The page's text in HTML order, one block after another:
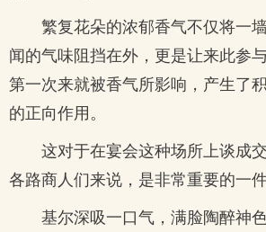
繁复花朵的浓郁香气不仅将一
闻的气味阻挡在外，更是让来此参
第一次来就被香气所影响，产生了
的正向作用。
这对于在宴会这种场所上谈成
各路商人们来说，是非常重要的一件
基尔深吸一口气，满脸陶醉神